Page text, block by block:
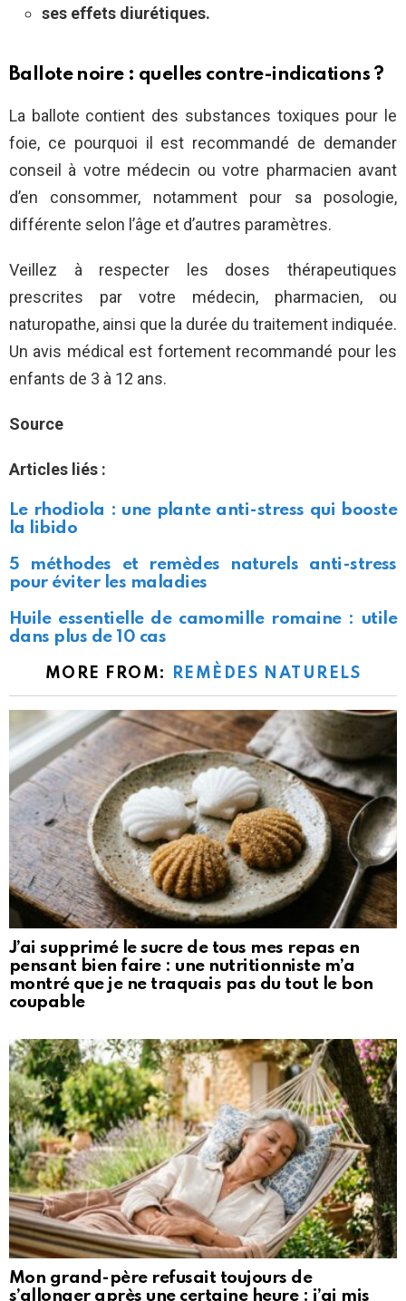
ses effets diurétiques.
Ballote noire : quelles contre-indications ?
La ballote contient des substances toxiques pour le
foie, ce pourquoi il est recommandé de demander
conseil à votre médecin ou votre pharmacien avant
d’en consommer, notamment pour sa posologie,
différente selon l’âge et d’autres paramètres.
Veillez à respecter les doses thérapeutiques
prescrites par votre médecin, pharmacien, ou
naturopathe, ainsi que la durée du traitement indiquée.
Un avis médical est fortement recommandé pour les
enfants de 3 à 12 ans.
Source
Articles liés :
Le rhodiola : une plante anti-stress qui booste
la libido
5 méthodes et remèdes naturels anti-stress
pour éviter les maladies
Huile essentielle de camomille romaine : utile
dans plus de 10 cas
MORE FROM: REMÈDES NATURELS
J’ai supprimé le sucre de tous mes repas en
pensant bien faire : une nutritionniste m’a
montré que je ne traquais pas du tout le bon
coupable
Mon grand-père refusait toujours de
s’allonger après une certaine heure : j’ai mis